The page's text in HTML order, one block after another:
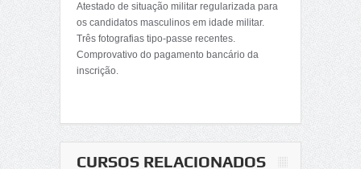
Atestado de situação militar regularizada para
os candidatos masculinos em idade militar.
Três fotografias tipo-passe recentes.
Comprovativo do pagamento bancário da
inscrição.
CURSOS RELACIONADOS